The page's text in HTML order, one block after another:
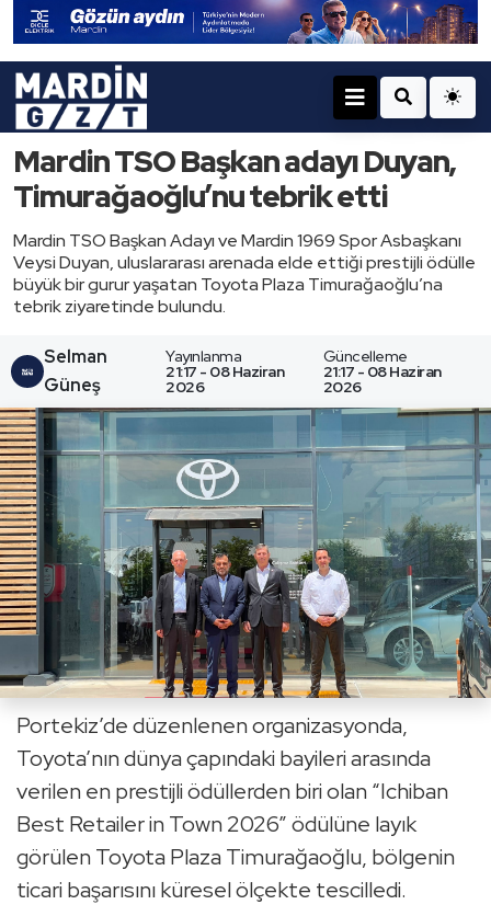
Mardin TSO Başkan adayı Duyan,
Timurağaoğlu’nu tebrik etti
Mardin TSO Başkan Adayı ve Mardin 1969 Spor Asbaşkanı
Veysi Duyan, uluslararası arenada elde ettiği prestijli ödülle
büyük bir gurur yaşatan Toyota Plaza Timurağaoğlu’na
tebrik ziyaretinde bulundu.
Selman
Güneş
Yayınlanma
21:17 - 08 Haziran
2026
Güncelleme
21:17 - 08 Haziran
2026
Portekiz’de düzenlenen organizasyonda,
Toyota’nın dünya çapındaki bayileri arasında
verilen en prestijli ödüllerden biri olan “Ichiban
Best Retailer in Town 2026” ödülüne layık
görülen Toyota Plaza Timurağaoğlu, bölgenin
ticari başarısını küresel ölçekte tescilledi.